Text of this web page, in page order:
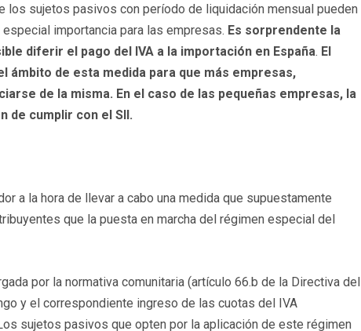
los sujetos pasivos con período de liquidación mensual pueden
importancia para las empresas. Es sorprendente la
diferir el pago del IVA a la importación en España. El
ámbito de esta medida para que más empresas,
de la misma. En el caso de las pequeñas empresas, la
de cumplir con el SII.
a la hora de llevar a cabo una medida que supuestamente
que la puesta en marcha del régimen especial del
por la normativa comunitaria (artículo 66.b de la Directiva del
y el correspondiente ingreso de las cuotas del IVA
sujetos pasivos que opten por la aplicación de este régimen